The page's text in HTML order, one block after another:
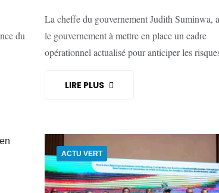
du
La cheffe du gouvernement Judith Suminwa,
le gouvernement à mettre en place un cadre
opérationnel actualisé pour anticiper les
LIRE PLUS
ACTU VERT